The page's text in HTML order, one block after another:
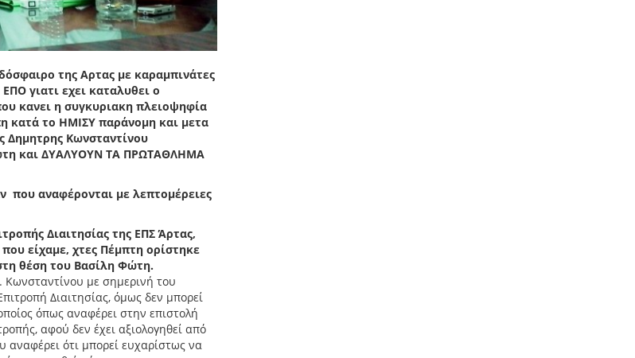
της Αρτας με καραμπινάτες
γιατι εχει καταλυθει ο
κανει η συγκυριακη πλειοψηφία
κατά το ΗΜΙΣΥ παράνομη και μετα
Δημητρης Κωνσταντίνου
και ΔΥΑΛΥΟΥΝ ΤΑ ΠΡΩΤΑΘΛΗΜΑ
που αναφέρονται με λεπτομέρειες
Διαιτησίας της ΕΠΣ Άρτας,
είχαμε, χτες Πέμπτη ορίστηκε
θέση του Βασίλη Φώτη.
με σημερινή του
Διαιτησίας, όμως δεν μπορεί
όπως αναφέρει στην επιστολή
αφού δεν έχει αξιολογηθεί από
ότι μπορεί ευχαρίστως να